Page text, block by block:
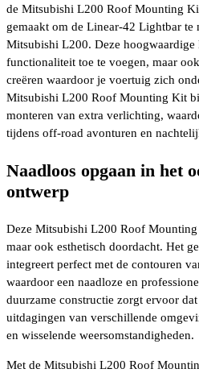
de Mitsubishi L200 Roof Mounting
gemaakt om de Linear-42 Lightbar
Mitsubishi L200. Deze
functionaliteit toe te voegen, maar
creëren waardoor je voertuig zich
Mitsubishi L200 Roof Mounting Kit
monteren van extra verlichting,
tijdens off-road avonturen en
Naadloos opgaan in het
ontwerp
Deze Mitsubishi L200 Roof
maar ook esthetisch doordacht. Het
integreert perfect met de contouren
waardoor een naadloze en
duurzame constructie zorgt ervoor
uitdagingen van verschillende
en wisselende weersomstandigheden.
Met de Mitsubishi L200 Roof